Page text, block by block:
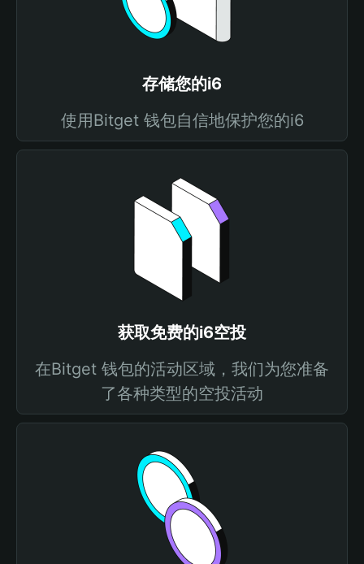
存储您的i6
使用Bitget 钱包自信地保护您的i6
获取免费的i6空投
在Bitget 钱包的活动区域，我们为您准备
了各种类型的空投活动